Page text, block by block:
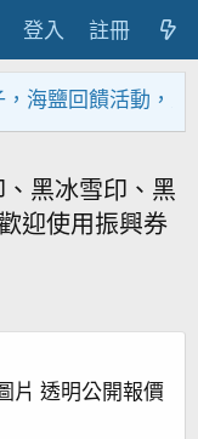
登入 註冊
回饋活動，大家趕
黑冰雪印、黑
迎使用振興券
片 透明公開報價